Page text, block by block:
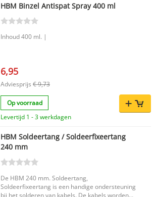
Weller Type: Soldeerpistolen Vorm: Overig Netto
gewicht: 0,019 kg EAN: 4003019294008 Met de
Weller soldeerstift 7135 kiest u voor een
passende en handige oplossing voor het
vervangen van uw soldeerstift bij de modellen
HBM Binzel Antispat Spray 400 ml
Inhoud 400 ml. |
6,95
Adviesprijs € 9,73
Op voorraad
Levertijd 1 - 3 werkdagen
HBM Soldeertang / Soldeerfixeertang
240 mm
De HBM 240 mm. Soldeertang,
Soldeerfixeertang is een handige ondersteuning
bij het solderen van kabels. De kabels worden